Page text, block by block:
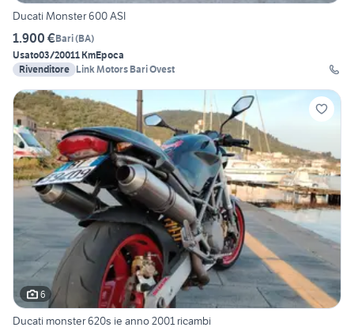
Ducati Monster 600 ASI
1.900 €Bari(BA)
Usato03/20011 KmEpoca
Rivenditore Link Motors Bari Ovest
6
Ducati monster 620s ie anno 2001 ricambi